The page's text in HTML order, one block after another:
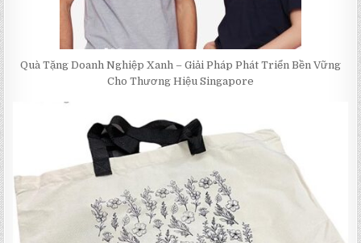
Quà Tặng Doanh Nghiệp Xanh – Giải Pháp Phát Triển Bền Vững
Cho Thương Hiệu Singapore